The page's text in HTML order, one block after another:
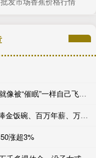
方圆之道 鬼才发明！打开它，蚊子就像被“催眠”一样自己飞进去送死
财汇盈 中国最不熬资历的职业：手捧金饭碗、百万年薪、万亿市场，不看经验、新人辈出？
涨超3%